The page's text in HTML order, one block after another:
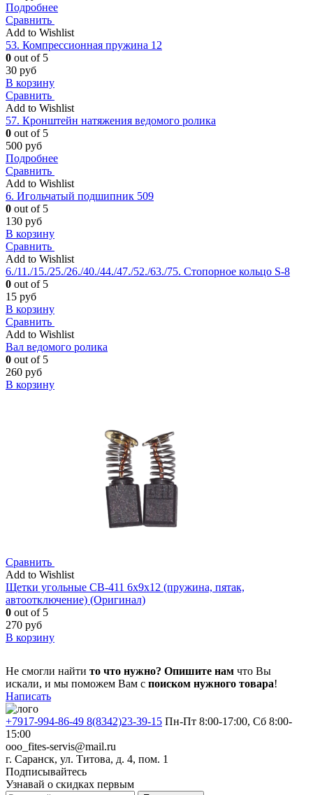
Подробнее
Сравнить
Add to Wishlist
53. Компрессионная пружина 12
0 out of 5
30 руб
В корзину
Сравнить
Add to Wishlist
57. Кронштейн натяжения ведомого ролика
0 out of 5
500 руб
Подробнее
Сравнить
Add to Wishlist
6. Игольчатый подшипник 509
0 out of 5
130 руб
В корзину
Сравнить
Add to Wishlist
6./11./15./25./26./40./44./47./52./63./75. Стопорное кольцо S-8
0 out of 5
15 руб
В корзину
Сравнить
Add to Wishlist
Вал ведомого ролика
0 out of 5
260 руб
В корзину
Сравнить
Add to Wishlist
Щетки угольные CB-411 6x9x12 (пружина, пятак,
автоотключение) (Оригинал)
0 out of 5
270 руб
В корзину
Не смогли найти то что нужно? Опишите нам что Вы
искали, и мы поможем Вам с поиском нужного товара!
Написать
+7917-994-86-49 8(8342)23-39-15 Пн-Пт 8:00-17:00, Сб 8:00-
15:00
ooo_fites-servis@mail.ru
г. Саранск, ул. Титова, д. 4, пом. 1
Подписывайтесь
Узнавай о скидках первым